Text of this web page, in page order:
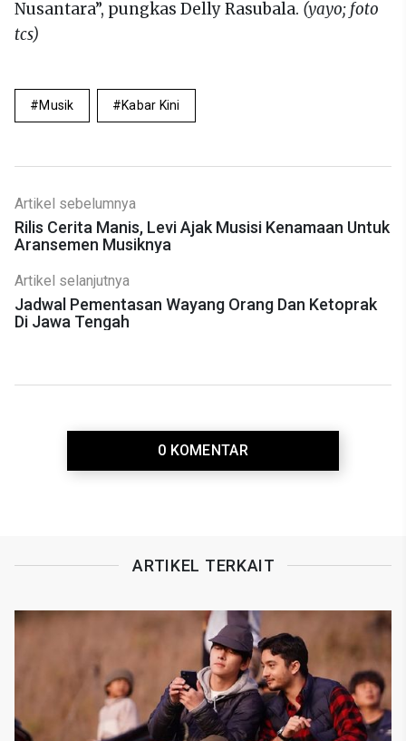
Nusantara”, pungkas Delly Rasubala. (yayo; foto
tcs)
Musik Kabar Kini
Artikel sebelumnya
Rilis Cerita Manis, Levi Ajak Musisi Kenamaan Untuk
Aransemen Musiknya
Artikel selanjutnya
Jadwal Pementasan Wayang Orang Dan Ketoprak
Di Jawa Tengah
0 KOMENTAR
ARTIKEL TERKAIT